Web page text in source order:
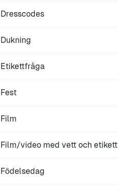
Dresscodes
Dukning
Etikettfråga
Fest
Film
Film/video med vett och etikett
Födelsedag